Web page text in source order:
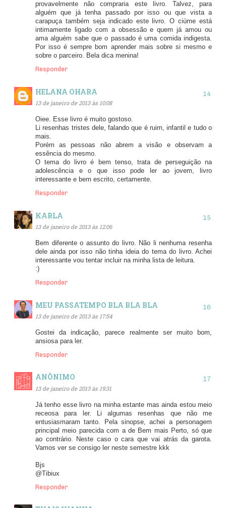
provavelmente não compraria este livro. Talvez, para
alguém que já tenha passado por isso ou que vista a
carapuça também seja indicado este livro. O ciúme está
intimamente ligado com a obsessão e quem já amou ou
ama alguém sabe que o passado é uma comida indigesta.
Por isso é sempre bom aprender mais sobre si mesmo e
sobre o parceiro. Bela dica menina!
Responder
HELANA OHARA
13 de janeiro de 2013 às 10:08
Oiee. Esse livro é muito gostoso.
Li resenhas tristes dele, falando que é ruim, infantil e tudo o
mais.
Porém as pessoas não abrem a visão e observam a
essência do mesmo.
O tema do livro é bem tenso, trata de perseguição na
adolescência e o que isso pode ler ao jovem, livro
interessante e bem escrito, certamente.
Responder
KARLA
13 de janeiro de 2013 às 12:06
Bem diferente o assunto do livro. Não li nenhuma resenha
dele ainda por isso não tinha ideia do tema do livro. Achei
interessante vou tentar incluir na minha lista de leitura.
:)
Responder
MEU PASSATEMPO BLA BLA BLA
13 de janeiro de 2013 às 17:54
Gostei da indicação, parece realmente ser muito bom,
ansiosa para ler.
Responder
ANÔNIMO
13 de janeiro de 2013 às 19:31
Já tenho esse livro na minha estante mas ainda estou meio
receosa para ler. Li algumas resenhas que não me
entusiasmaram tanto. Pela sinopse, achei a personagem
principal meio parecida com a de Bem mais Perto, só que
ao contrário. Neste caso o cara que vai atrás da garota.
Vamos ver se consigo ler neste semestre kkk
Bjs
@Tibiux
Responder